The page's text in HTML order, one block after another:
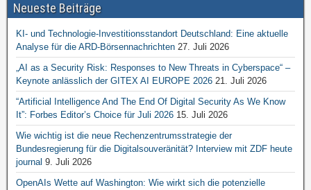
Neueste Beiträge
KI- und Technologie-Investitionsstandort Deutschland: Eine aktuelle
Analyse für die ARD-Börsennachrichten 27. Juli 2026
„AI as a Security Risk: Responses to New Threats in Cyberspace“ –
Keynote anlässlich der GITEX AI EUROPE 2026 21. Juli 2026
“Artificial Intelligence And The End Of Digital Security As We Know
It”: Forbes Editor’s Choice für Juli 2026 15. Juli 2026
Wie wichtig ist die neue Rechenzentrumsstrategie der
Bundesregierung für die Digitalsouveränität? Interview mit ZDF heute
journal 9. Juli 2026
OpenAIs Wette auf Washington: Wie wirkt sich die potenzielle